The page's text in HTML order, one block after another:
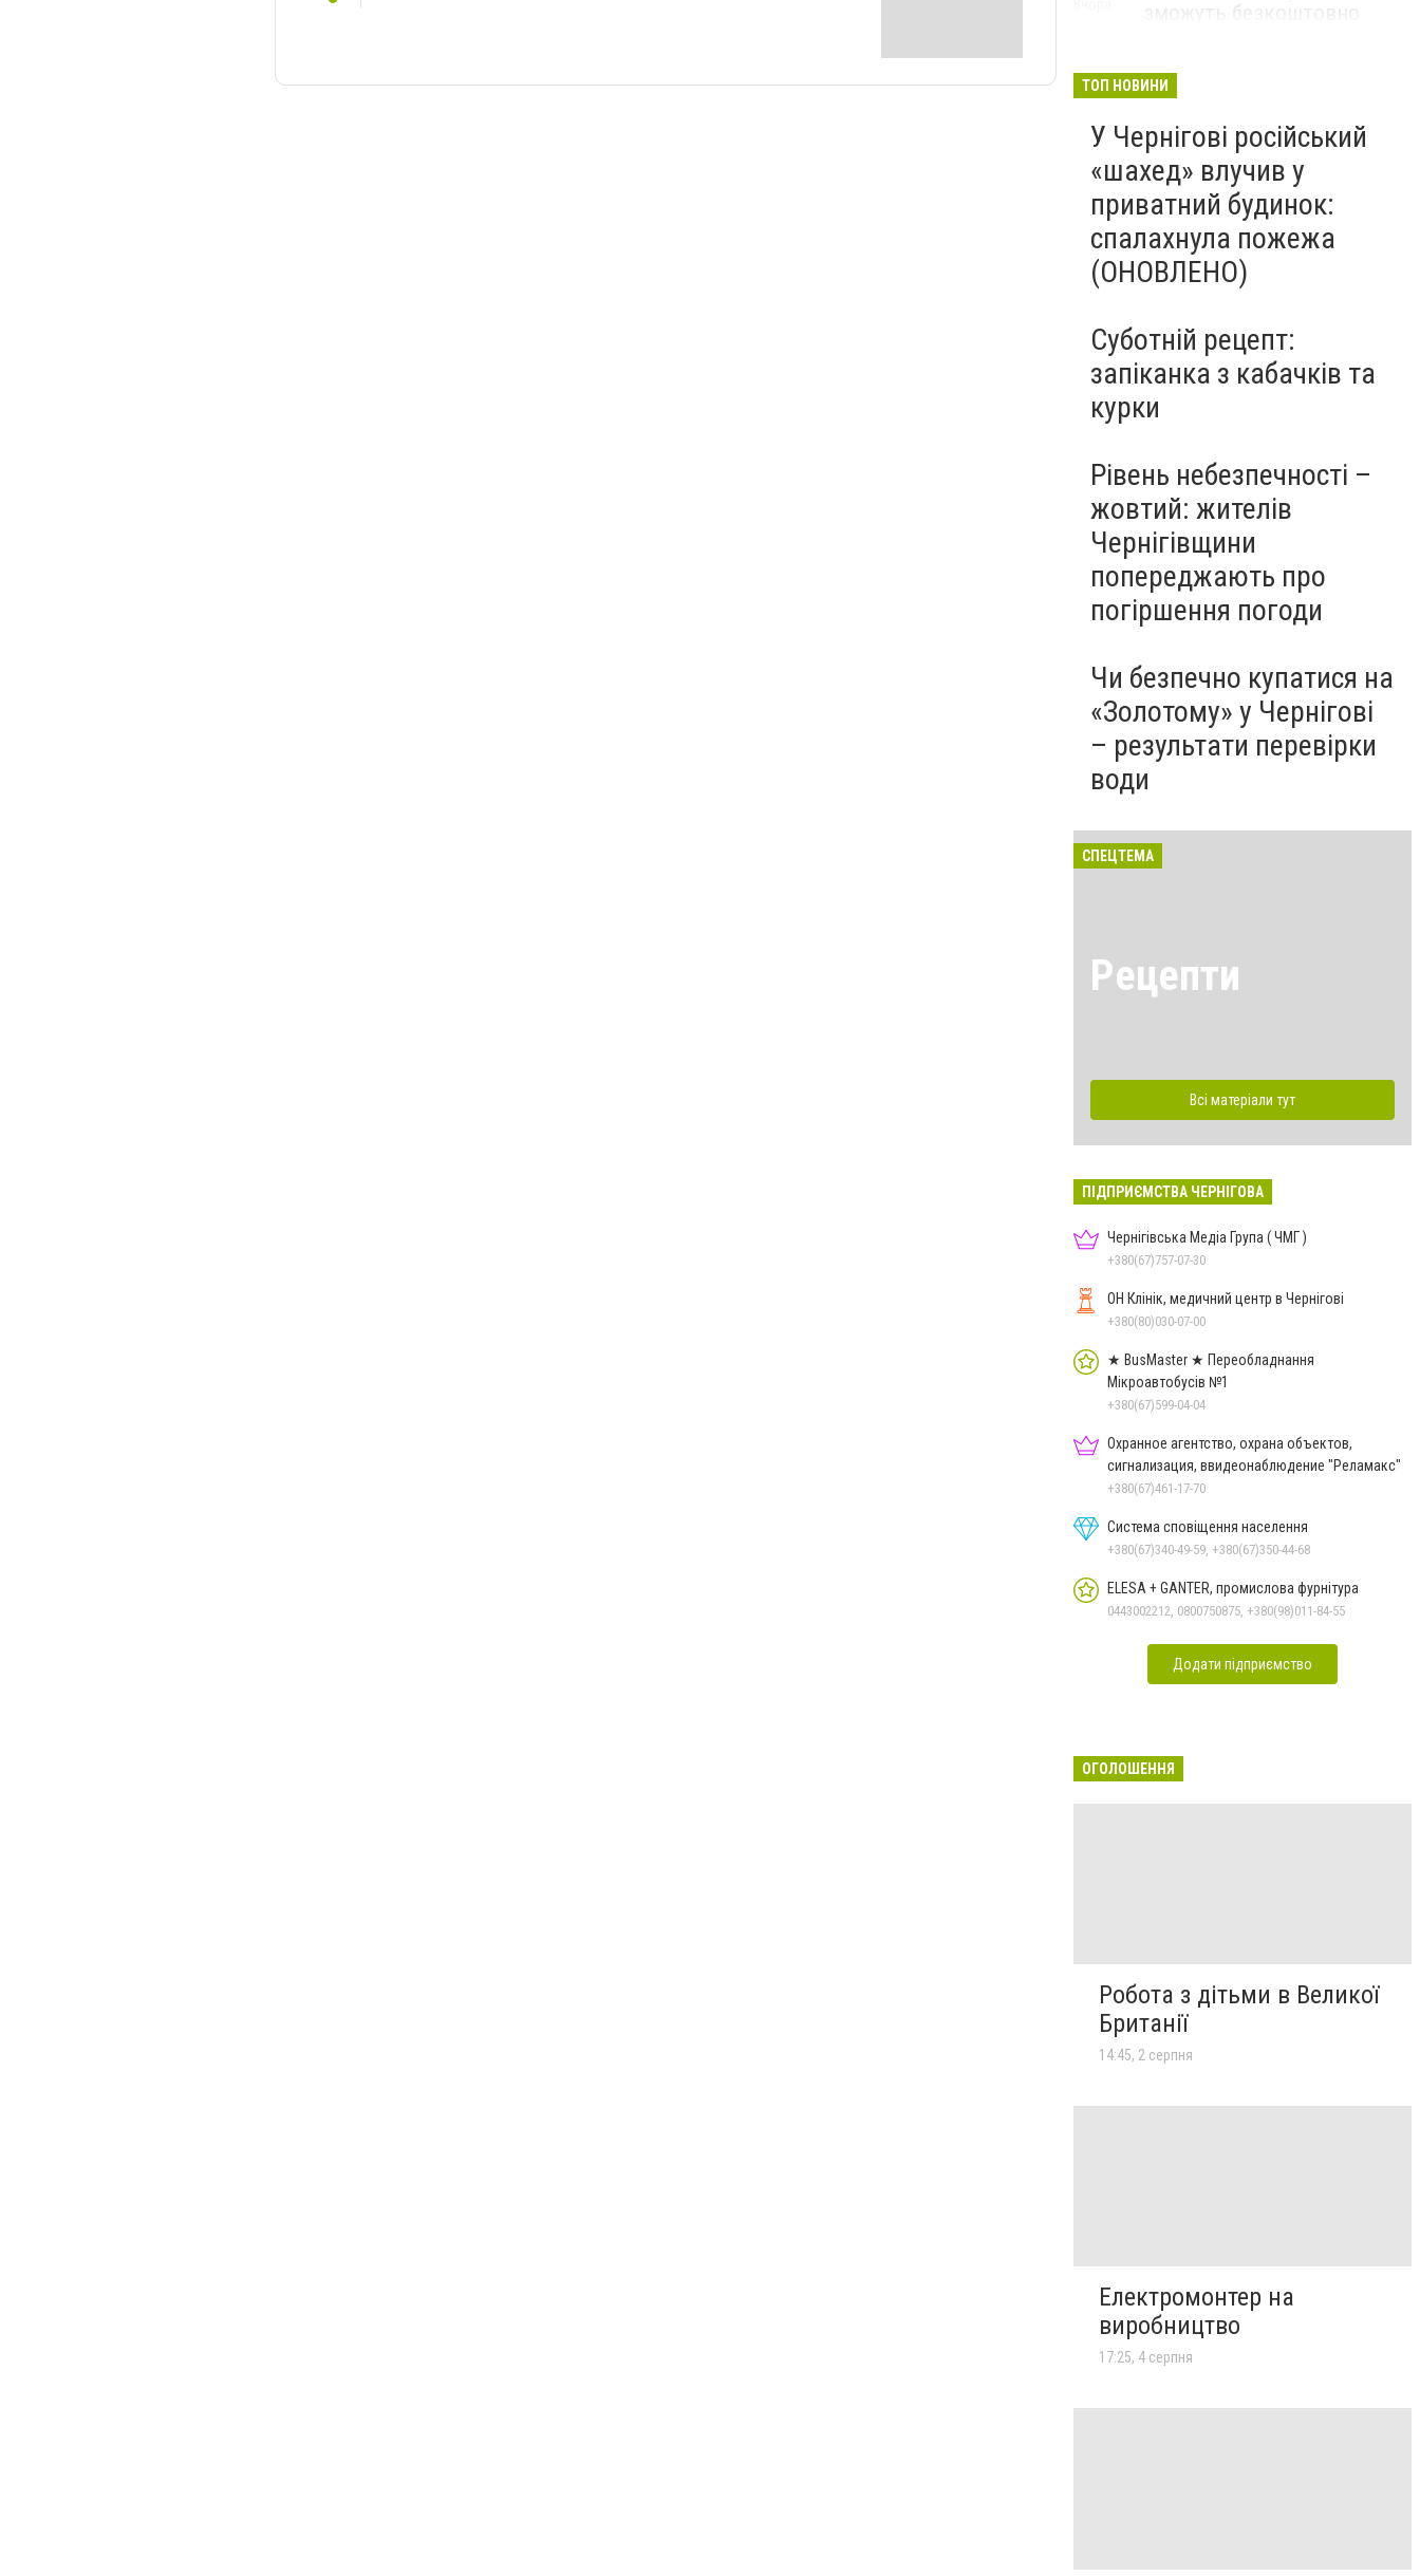
зможуть безкоштовно
ТОП НОВИНИ
У Чернігові російський
«шахед» влучив у
приватний будинок:
спалахнула пожежа
(ОНОВЛЕНО)
Суботній рецепт:
запіканка з кабачків та
курки
Рівень небезпечності –
жовтий: жителів
Чернігівщини
попереджають про
погіршення погоди
Чи безпечно купатися на
«Золотому» у Чернігові
– результати перевірки
води
СПЕЦТЕМА
Рецепти
Всі матеріали тут
ПІДПРИЄМСТВА ЧЕРНІГОВА
Чернігівська Медіа Група ( ЧМГ )
+380(67)757-07-30
ОН Клінік, медичний центр в Чернігові
+380(80)030-07-00
★ BusMaster ★ Переобладнання
Мікроавтобусів №1
+380(67)599-04-04
Охранное агентство, охрана объектов,
сигнализация, ввидеонаблюдение "Реламакс"
+380(67)461-17-70
Система сповіщення населення
+380(67)340-49-59, +380(67)350-44-68
ELESA + GANTER, промислова фурнітура
0443002212, 0800750875, +380(98)011-84-55
Додати підприємство
ОГОЛОШЕННЯ
Робота з дітьми в Великої
Британії
14:45, 2 серпня
Електромонтер на
виробництво
17:25, 4 серпня